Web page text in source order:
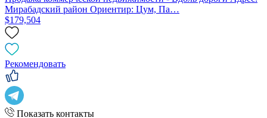
Мирабадский район Ориентир: Цум, Па…
$179,504
Рекомендовать
Показать контакты